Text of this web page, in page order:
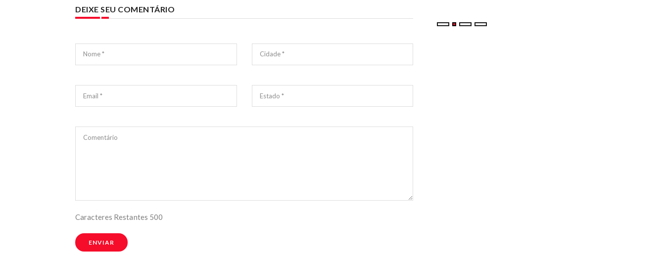
DEIXE SEU COMENTÁRIO
Nome * Cidade *
Email * Estado *
Comentário
Caracteres Restantes 500
ENVIAR